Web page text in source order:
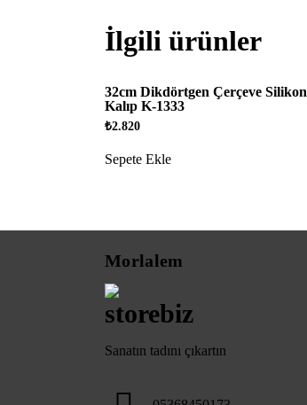
İlgili ürünler
32cm Dikdörtgen Çerçeve Silikon
Kalıp K-1333
₺2.820
Sepete Ekle
Morlalem
Sanatın tadını çıkartın